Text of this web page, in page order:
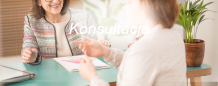
Konsultacja